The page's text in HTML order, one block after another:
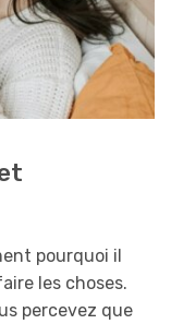
pourquoi il
les choses.
percevez que